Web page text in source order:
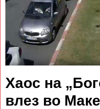
Хаос на
влез во